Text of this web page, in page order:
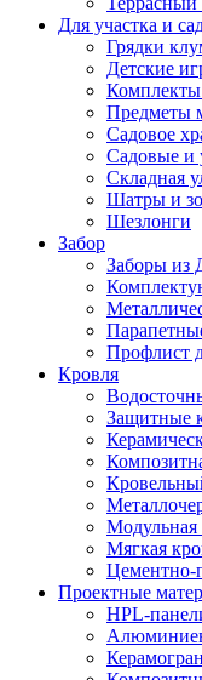
Для участка и
Грядки
Детские
Предметы
Садовое
Садовые и
Складная
Шатры и
Шезлонги
Забор
Заборы из
Профлист
Кровля
Защитные
Модульная
Мягкая
Цементно-
Проектные
HPL-